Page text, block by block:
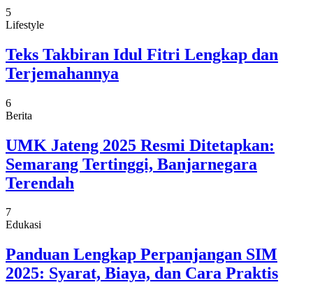
5
Lifestyle
Teks Takbiran Idul Fitri Lengkap dan
Terjemahannya
6
Berita
UMK Jateng 2025 Resmi Ditetapkan:
Semarang Tertinggi, Banjarnegara
Terendah
7
Edukasi
Panduan Lengkap Perpanjangan SIM
2025: Syarat, Biaya, dan Cara Praktis